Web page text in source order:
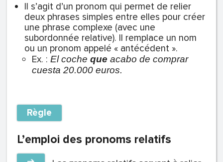
Il s’agit d’un pronom qui permet de relier
deux phrases simples entre elles pour créer
une phrase complexe (avec une
subordonnée relative). Il remplace un nom
ou un pronom appelé « antécédent ».
Ex. : El coche que acabo de comprar
cuesta 20.000 euros.
Règle
L’emploi des pronoms relatifs